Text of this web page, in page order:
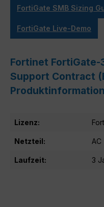
FortiGate SMB Sizing
FortiGate Live-Demo
Fortinet FortiGate-
Support Contract
Lizenz:
Netzteil: AC
Laufzeit: 3